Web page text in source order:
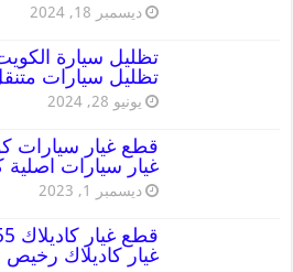
ديسمبر 18, 2024
تظليل سيارات
يونيو 28, 2024
غيار سيارات اصلية
ديسمبر 1, 2023
غيار كاديلاك رخيص